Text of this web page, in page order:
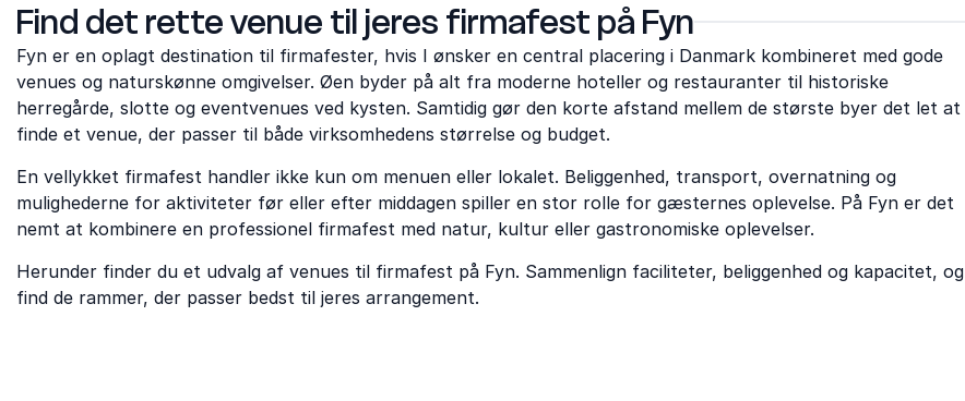
Find det rette venue til jeres firmafest på Fyn
Fyn er en oplagt destination til firmafester, hvis I ønsker en central placering i Danmark kombineret med gode
venues og naturskønne omgivelser. Øen byder på alt fra moderne hoteller og restauranter til historiske
herregårde, slotte og eventvenues ved kysten. Samtidig gør den korte afstand mellem de største byer det let at
finde et venue, der passer til både virksomhedens størrelse og budget.
En vellykket firmafest handler ikke kun om menuen eller lokalet. Beliggenhed, transport, overnatning og
mulighederne for aktiviteter før eller efter middagen spiller en stor rolle for gæsternes oplevelse. På Fyn er det
nemt at kombinere en professionel firmafest med natur, kultur eller gastronomiske oplevelser.
Herunder finder du et udvalg af venues til firmafest på Fyn. Sammenlign faciliteter, beliggenhed og kapacitet, og
find de rammer, der passer bedst til jeres arrangement.